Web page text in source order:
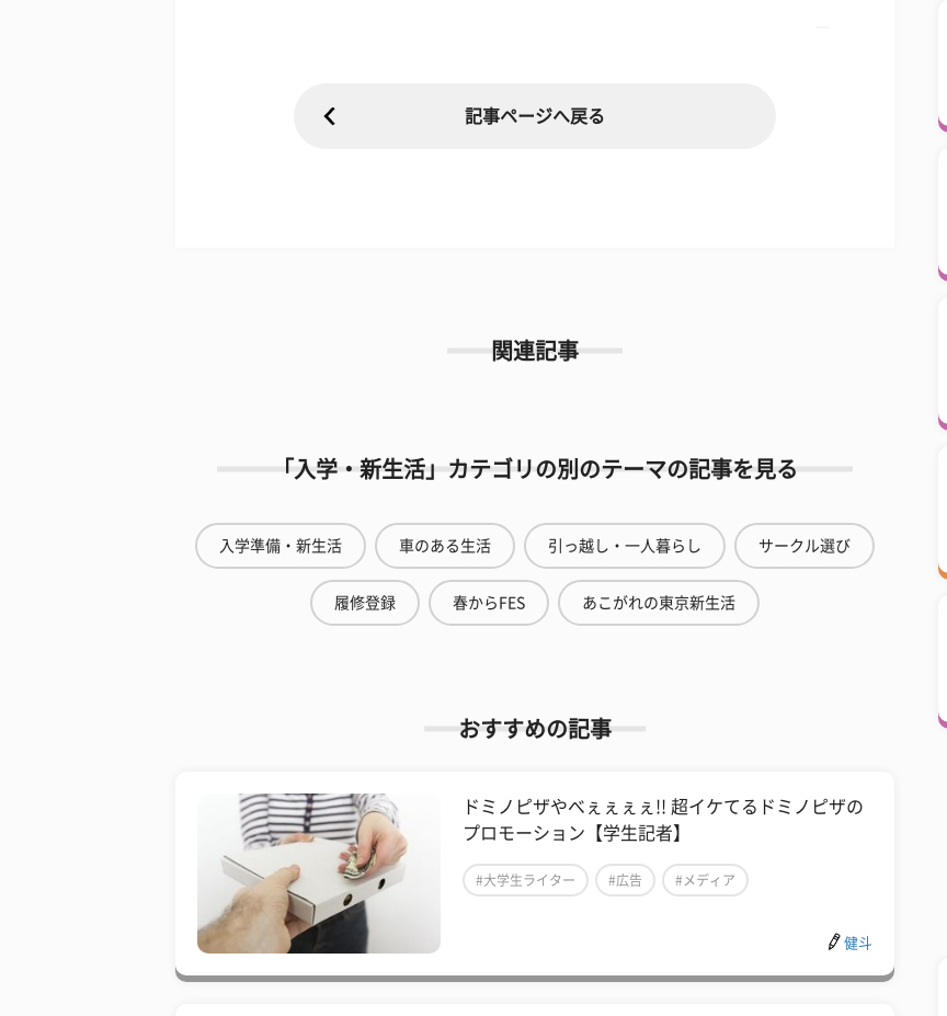
記事ページへ戻る
関連記事
「入学・新生活」カテゴリの別のテーマの記事を見る
入学準備・新生活 車のある生活 引っ越し・一人暮らし サークル選び
履修登録 春からFES あこがれの東京新生活
おすすめの記事
ドミノピザやべぇぇぇぇ!! 超イケてるドミノピザの
プロモーション【学生記者】
#大学生ライター #広告 #メディア
健斗